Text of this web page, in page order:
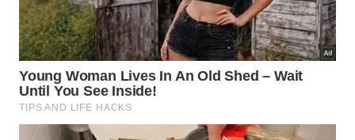
puro como máscara facial uma vez por semana.
Esses hábitos, praticados com consistência, criam
uma rotina de beleza que nasce nacozinhae
aparece no espelho.
O segredo coreano não é um produto caro
importado, é uma forma de viver em que a culinária